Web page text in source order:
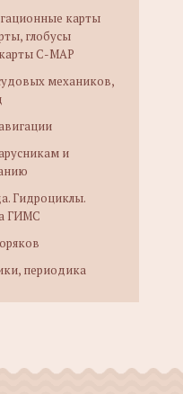
карты
глобусы
C-MAP
механиков,
и
Гидроциклы.
ГИМС
периодика